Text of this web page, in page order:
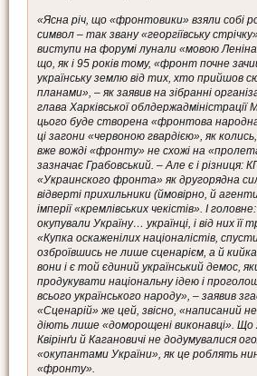
«Ясна річ, що «фронтовики» взяли собі
символ – так звану «георгіївську
виступи на форумі лунали «мовою Леніна
що, як і 95 років тому, «фронт почне
українську землю від тих, хто прийшов
планами», – як заявив на зібранні
глава Харківської облдержадміністрації
цього буде створена «фронтова
ці загони «червоною гвардією», як
вже вожді «фронту» не схожі на
зазначає Грабовський. – Але є і різниця:
«Украинского фронта» як другорядна
відверті прихильники (ймовірно, й
імперії «кремлівських чекістів». І
окупували Україну… українці, і від них її
«Купка оскаженілих націоналістів,
озброївшись не лише сценарієм, а й
вони і є той єдиний український демос,
продукувати національну ідею і
всього українського народу», – заявив
«Сценарій» же цей, звісно, «написаний
діють лише «доморощені виконавці». Що
Квірінґи й Кагановичі не додумувалися
«окупантами України», як це роблять
«фронту».